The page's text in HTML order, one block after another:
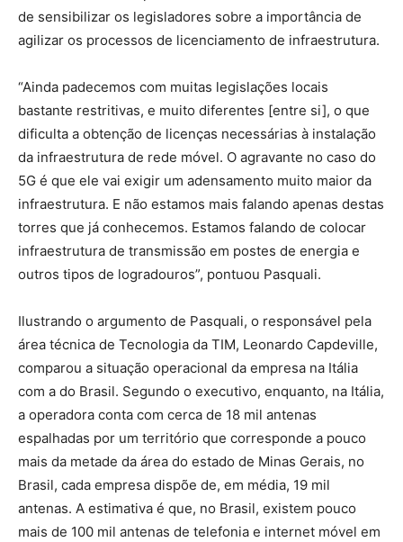
de sensibilizar os legisladores sobre a importância de
agilizar os processos de licenciamento de infraestrutura.
“Ainda padecemos com muitas legislações locais
bastante restritivas, e muito diferentes [entre si], o que
dificulta a obtenção de licenças necessárias à instalação
da infraestrutura de rede móvel. O agravante no caso do
5G é que ele vai exigir um adensamento muito maior da
infraestrutura. E não estamos mais falando apenas destas
torres que já conhecemos. Estamos falando de colocar
infraestrutura de transmissão em postes de energia e
outros tipos de logradouros”, pontuou Pasquali.
Ilustrando o argumento de Pasquali, o responsável pela
área técnica de Tecnologia da TIM, Leonardo Capdeville,
comparou a situação operacional da empresa na Itália
com a do Brasil. Segundo o executivo, enquanto, na Itália,
a operadora conta com cerca de 18 mil antenas
espalhadas por um território que corresponde a pouco
mais da metade da área do estado de Minas Gerais, no
Brasil, cada empresa dispõe de, em média, 19 mil
antenas. A estimativa é que, no Brasil, existem pouco
mais de 100 mil antenas de telefonia e internet móvel em